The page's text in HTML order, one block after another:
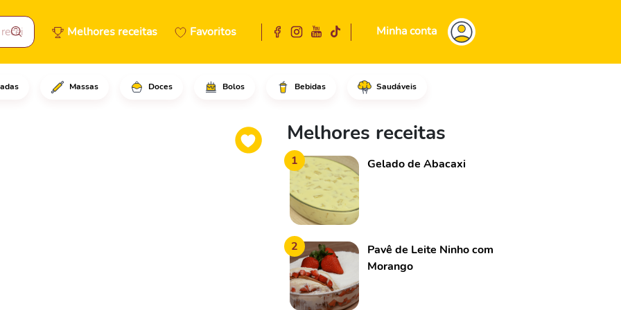
Melhores receitas Favoritos Minha conta
Massas Doces Bolos Bebidas Saudáveis
descascada sem as sementes em fatias e
Melhores receitas
1 Gelado de Abacaxi
2
Pavê de Leite Ninho com
Morango